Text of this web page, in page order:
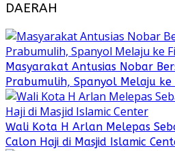
DAERAH
Masyarakat Antusias Nobar
Prabumulih, Spanyol Melaju
Wali Kota H Arlan Melepas
Calon Haji di Masjid Islamic